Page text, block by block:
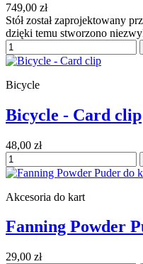
749,00 zł
Stół został zaprojektowany
dzięki temu stworzono
Bicycle
Bicycle - Card clip
48,00 zł
Akcesoria do kart
Fanning Powder
29,00 zł